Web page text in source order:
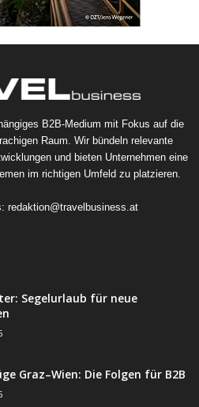
B2B-Medium mit Fokus auf die
Raum. Wir bündeln relevante
und bieten Unternehmen eine
im richtigen Umfeld zu platzieren.
redaktion@travelbusiness.at
Segelurlaub für neue
Graz–Wien: Die Folgen für B2B